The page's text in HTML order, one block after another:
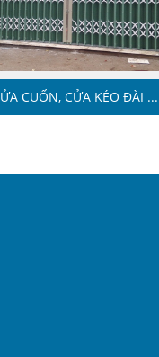
CUỐN, CỬA KÉO ĐÀI ...